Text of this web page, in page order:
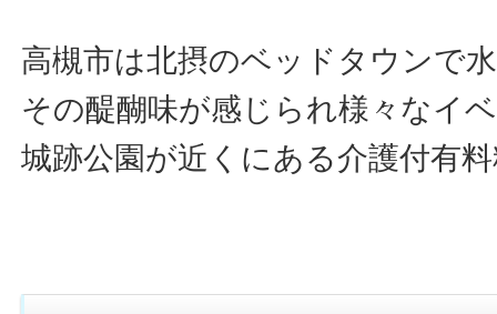
高槻市は北摂のベッドタウンで
その醍醐味が感じられ様々なイ
城跡公園が近くにある介護付有